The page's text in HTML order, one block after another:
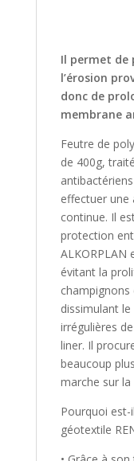
Il permet de
l’érosion
donc de
membrane
Feutre de
de 400g,
effectuer une
continue. Il
protection
ALKORPLAN
évitant la
dissimulant
irrégulières
liner. Il
beaucoup
marche sur
Pourquoi est-
géotextile